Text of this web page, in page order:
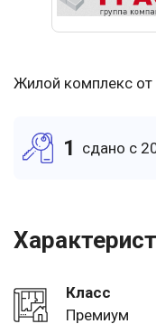
Жилой комплекс от
1 cдано c
Класс
Премиум